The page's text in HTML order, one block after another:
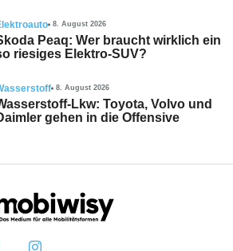
8. August 2026
Peaq: Wer braucht wirklich ein
riesiges Elektro-SUV?
8. August 2026
Lkw: Toyota, Volvo und
gehen in die Offensive